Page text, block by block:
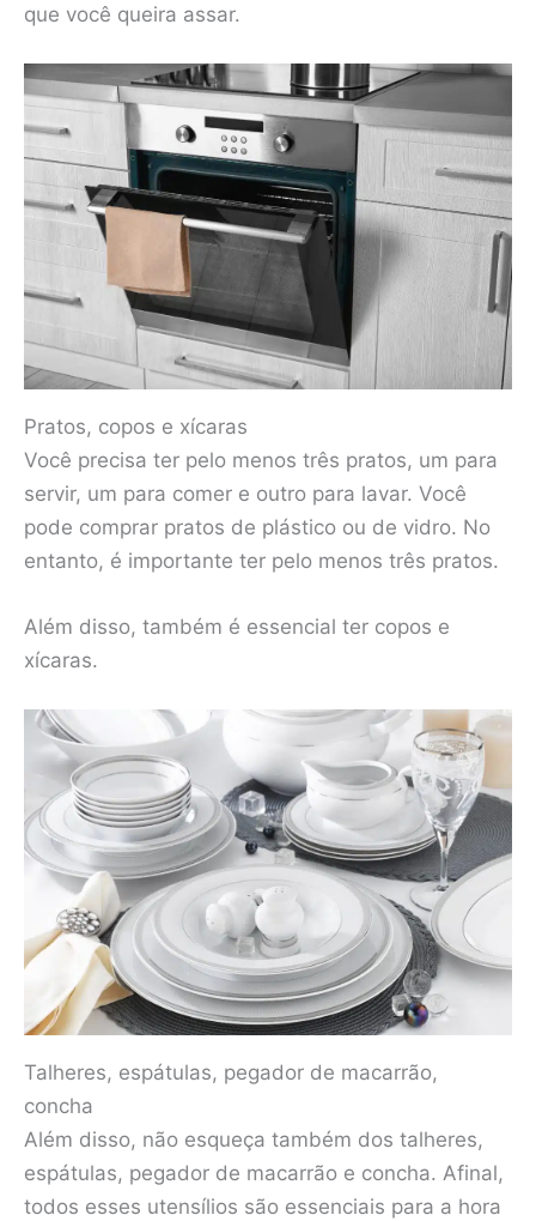
que você queira assar.
Pratos, copos e xícaras
Você precisa ter pelo menos três pratos, um para
servir, um para comer e outro para lavar. Você
pode comprar pratos de plástico ou de vidro. No
entanto, é importante ter pelo menos três pratos.
Além disso, também é essencial ter copos e
xícaras.
Talheres, espátulas, pegador de macarrão,
concha
Além disso, não esqueça também dos talheres,
espátulas, pegador de macarrão e concha. Afinal,
todos esses utensílios são essenciais para a hora